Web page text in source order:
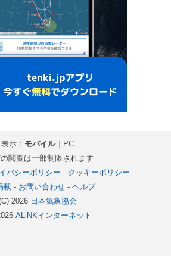
表示： モバイル｜
PC
閲覧は一部制限されます
バシーポリシー - クッキーポリシー
載- お問い合わせ- ヘルプ
2026 日本気象協会
ALiNKインターネット